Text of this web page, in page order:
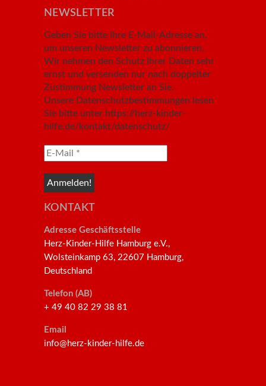
NEWSLETTER
Geben Sie bitte Ihre E-Mail-Adresse an,
um unseren Newsletter zu abonnieren.
Wir nehmen den Schutz Ihrer Daten sehr
ernst und versenden nur nach doppelter
Zustimmung Newsletter an Sie.
Unsere Datenschutzbestimmungen lesen
Sie bitte unter https://herz-kinder-
hilfe.de/kontakt/datenschutz/
KONTAKT
Adresse Geschäftsstelle
Herz-Kinder-Hilfe Hamburg e.V.,
Wolsteinkamp 63, 22607 Hamburg,
Deutschland
Telefon (AB)
+ 49 40 82 29 38 81
Email
info@herz-kinder-hilfe.de